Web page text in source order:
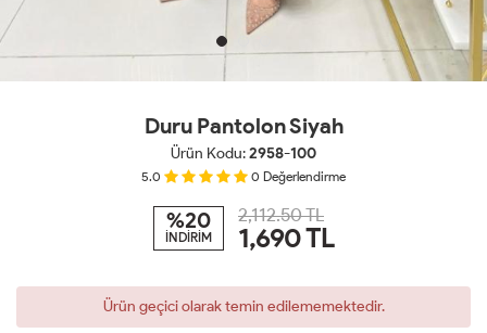
Duru Pantolon Siyah
Ürün Kodu:2958-100
5.0 0 Değerlendirme
%20
İNDİRİM
2,112.50 TL
1,690TL
Ürün geçici olarak temin edilememektedir.